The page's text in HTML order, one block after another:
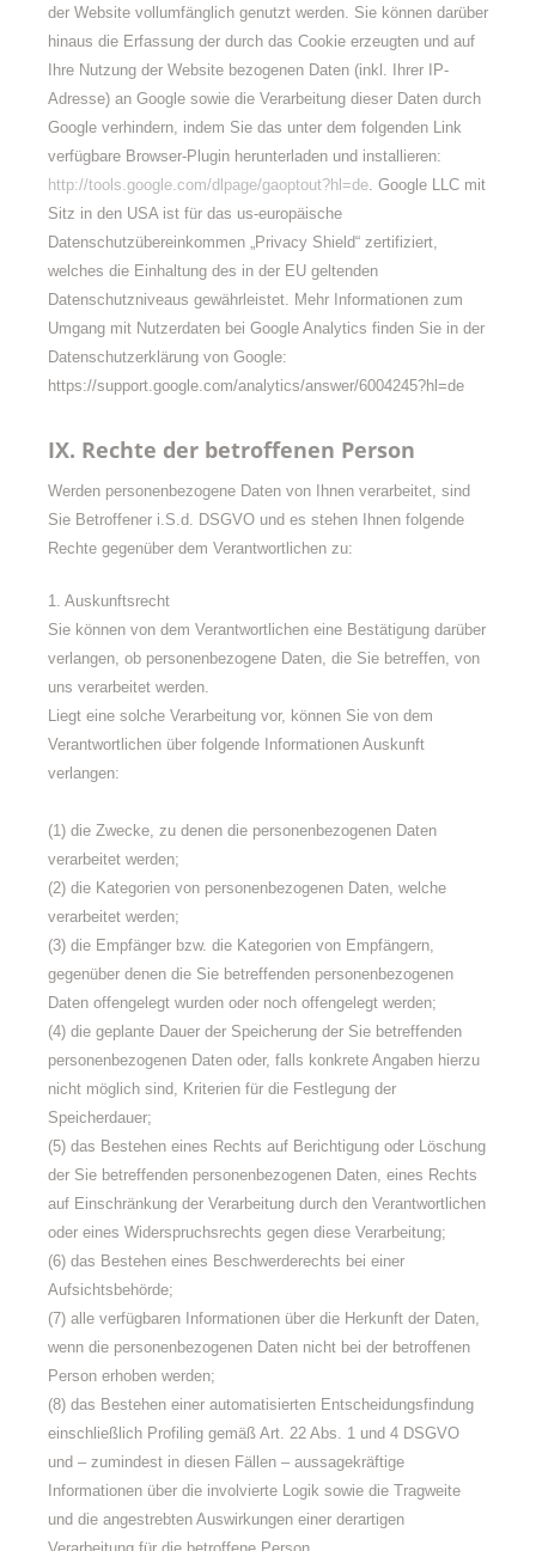
der Website vollumfänglich genutzt werden. Sie können darüber
hinaus die Erfassung der durch das Cookie erzeugten und auf
Ihre Nutzung der Website bezogenen Daten (inkl. Ihrer IP-
Adresse) an Google sowie die Verarbeitung dieser Daten durch
Google verhindern, indem Sie das unter dem folgenden Link
verfügbare Browser-Plugin herunterladen und installieren:
http://tools.google.com/dlpage/gaoptout?hl=de. Google LLC mit
Sitz in den USA ist für das us-europäische
Datenschutzübereinkommen „Privacy Shield“ zertifiziert,
welches die Einhaltung des in der EU geltenden
Datenschutzniveaus gewährleistet. Mehr Informationen zum
Umgang mit Nutzerdaten bei Google Analytics finden Sie in der
Datenschutzerklärung von Google:
https://support.google.com/analytics/answer/6004245?hl=de
IX. Rechte der betroffenen Person
Werden personenbezogene Daten von Ihnen verarbeitet, sind
Sie Betroffener i.S.d. DSGVO und es stehen Ihnen folgende
Rechte gegenüber dem Verantwortlichen zu:
1. Auskunftsrecht
Sie können von dem Verantwortlichen eine Bestätigung darüber
verlangen, ob personenbezogene Daten, die Sie betreffen, von
uns verarbeitet werden.
Liegt eine solche Verarbeitung vor, können Sie von dem
Verantwortlichen über folgende Informationen Auskunft
verlangen:
(1) die Zwecke, zu denen die personenbezogenen Daten
verarbeitet werden;
(2) die Kategorien von personenbezogenen Daten, welche
verarbeitet werden;
(3) die Empfänger bzw. die Kategorien von Empfängern,
gegenüber denen die Sie betreffenden personenbezogenen
Daten offengelegt wurden oder noch offengelegt werden;
(4) die geplante Dauer der Speicherung der Sie betreffenden
personenbezogenen Daten oder, falls konkrete Angaben hierzu
nicht möglich sind, Kriterien für die Festlegung der
Speicherdauer;
(5) das Bestehen eines Rechts auf Berichtigung oder Löschung
der Sie betreffenden personenbezogenen Daten, eines Rechts
auf Einschränkung der Verarbeitung durch den Verantwortlichen
oder eines Widerspruchsrechts gegen diese Verarbeitung;
(6) das Bestehen eines Beschwerderechts bei einer
Aufsichtsbehörde;
(7) alle verfügbaren Informationen über die Herkunft der Daten,
wenn die personenbezogenen Daten nicht bei der betroffenen
Person erhoben werden;
(8) das Bestehen einer automatisierten Entscheidungsfindung
einschließlich Profiling gemäß Art. 22 Abs. 1 und 4 DSGVO
und – zumindest in diesen Fällen – aussagekräftige
Informationen über die involvierte Logik sowie die Tragweite
und die angestrebten Auswirkungen einer derartigen